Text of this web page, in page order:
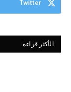
Twitter
الأكثر قراءة